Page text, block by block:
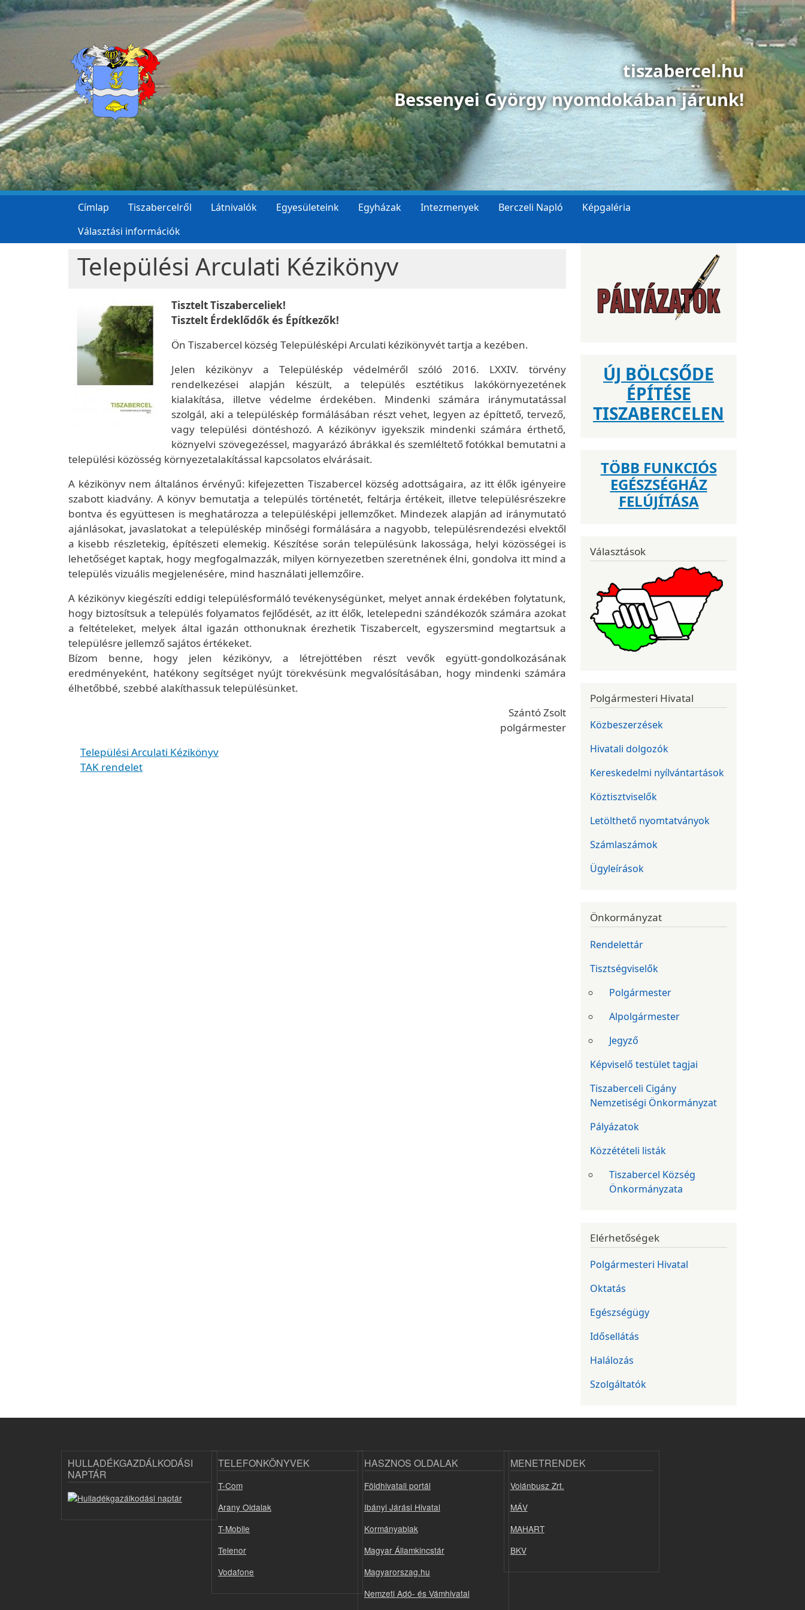
Ugrás a tartalomra
tiszabercel.hu
Bessenyei György nyomdokában járunk!
Címlap Tiszabercelről Látnivalók Egyesületeink Egyházak Intezmenyek Berczeli Napló
Képgaléria
Választási információk
Települési Arculati Kézikönyv
Tisztelt Tiszaberceliek!
Tisztelt Érdeklődők és Építkezők!
Ön Tiszabercel község Településképi Arculati kézikönyvét tartja a kezében.
Jelen kézikönyv a Településkép védelméről szóló 2016. LXXIV. törvény
rendelkezései alapján készült, a település esztétikus lakókörnyezetének
kialakítása, illetve védelme érdekében. Mindenki számára iránymutatással
szolgál, aki a településkép formálásában részt vehet, legyen az építtető, tervező,
vagy települési döntéshozó. A kézikönyv igyekszik mindenki számára érthető,
köznyelvi szövegezéssel, magyarázó ábrákkal és szemléltető fotókkal bemutatni a
települési közösség környezetalakítással kapcsolatos elvárásait.
A kézikönyv nem általános érvényű: kifejezetten Tiszabercel község adottságaira, az itt élők igényeire
szabott kiadvány. A könyv bemutatja a település történetét, feltárja értékeit, illetve településrészekre
bontva és együttesen is meghatározza a településképi jellemzőket. Mindezek alapján ad iránymutató
ajánlásokat, javaslatokat a településkép minőségi formálására a nagyobb, településrendezési elvektől
a kisebb részletekig, építészeti elemekig. Készítése során településünk lakossága, helyi közösségei is
lehetőséget kaptak, hogy megfogalmazzák, milyen környezetben szeretnének élni, gondolva itt mind a
település vizuális megjelenésére, mind használati jellemzőire.
A kézikönyv kiegészíti eddigi településformáló tevékenységünket, melyet annak érdekében folytatunk,
hogy biztosítsuk a település folyamatos fejlődését, az itt élők, letelepedni szándékozók számára azokat
a feltételeket, melyek által igazán otthonuknak érezhetik Tiszabercelt, egyszersmind megtartsuk a
településre jellemző sajátos értékeket.
Bízom benne, hogy jelen kézikönyv, a létrejöttében részt vevők együtt-gondolkozásának
eredményeként, hatékony segítséget nyújt törekvésünk megvalósításában, hogy mindenki számára
élhetőbbé, szebbé alakíthassuk településünket.
Szántó Zsolt
polgármester
Települési Arculati Kézikönyv
TAK rendelet
ÚJ BÖLCSŐDE
ÉPÍTÉSE
TISZABERCELEN
TÖBB FUNKCIÓS
EGÉSZSÉGHÁZ
FELÚJÍTÁSA
Választások
Polgármesteri Hivatal
Közbeszerzések
Hivatali dolgozók
Kereskedelmi nyílvántartások
Köztisztviselők
Letölthető nyomtatványok
Számlaszámok
Ügyleírások
Önkormányzat
Rendelettár
Tisztségviselők
Polgármester
Alpolgármester
Jegyző
Képviselő testület tagjai
Tiszaberceli Cigány
Nemzetiségi Önkormányzat
Pályázatok
Közzétételi listák
Tiszabercel Község
Önkormányzata
Elérhetőségek
Polgármesteri Hivatal
Oktatás
Egészségügy
Idősellátás
Halálozás
Szolgáltatók
HULLADÉKGAZDÁLKODÁSI
NAPTÁR
TELEFONKÖNYVEK
T-Com
Arany Oldalak
T-Mobile
Telenor
Vodafone
HASZNOS OLDALAK
Földhivatali portál
Ibányi Járási Hivatal
Kormányablak
Magyar Államkincstár
Magyarorszag.hu
Nemzeti Adó- és Vámhivatal
MENETRENDEK
Volánbusz Zrt.
MÁV
MAHART
BKV